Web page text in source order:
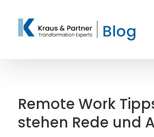
Inhalt
Remote Work
stehen Rede und